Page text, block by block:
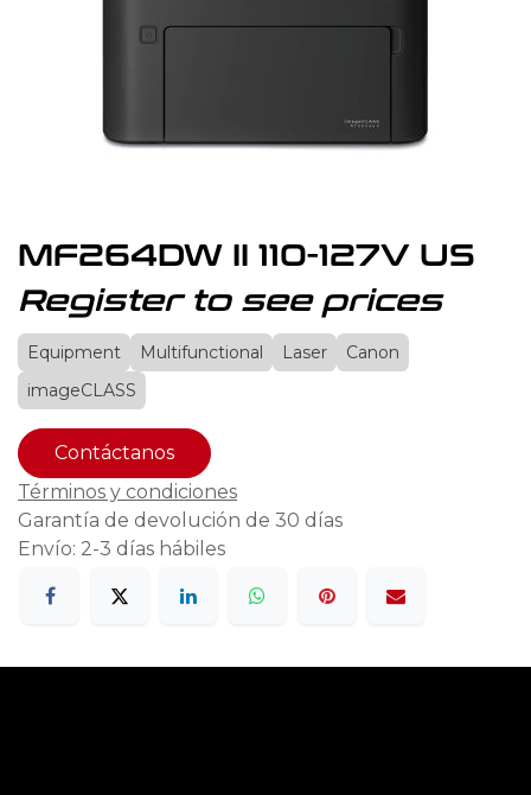
MF264DW II 110-127V US
Register to see prices
Equipment Multifunctional Laser
Canon
imageCLASS
Contáctanos
Términos y condiciones
Garantía de devolución de 30 días
Envío: 2-3 días hábiles